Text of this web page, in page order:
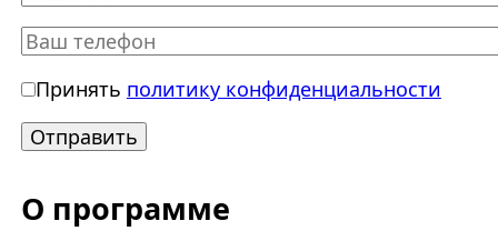
Принять политику конфиденциальности
О программе